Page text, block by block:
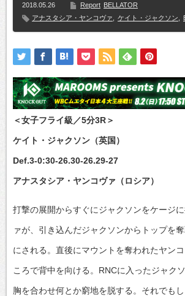
2018.05.26 Report BELLATOR
アナスタシア・ヤンコヴァ
ケイト・ジャクソン
＜女子フライ級／5分3R＞
ケイト・ジャクソン（英国）
Def.3-0:30-26.30-26.29-27
アナスタシア・ヤンコヴァ（ロシア）
打撃の展開からすぐにジャクソンをケージ
ァが、引き込んだジャクソンからトップを
にされる。直後にマウントを奪われたヤン
ころで背中を向ける。RNCに入ったジャク
胸を合わせ何とか窮地を脱する。それでも